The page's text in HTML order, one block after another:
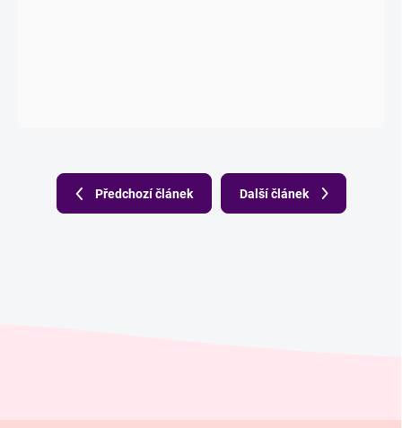
Předchozí článek Další článek